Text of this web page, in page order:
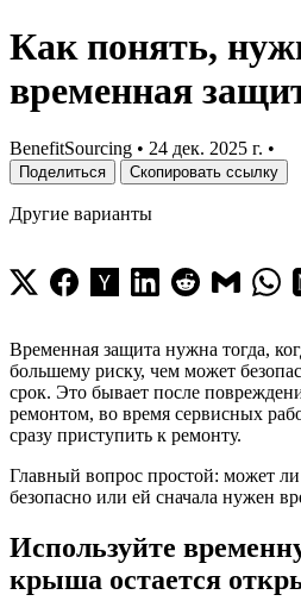
Как понять,
временная
BenefitSourcing • 24 дек. 2025 г. •
Поделиться Скопировать ссылку
Другие варианты
Временная защита нужна тогда,
большему риску, чем может
срок. Это бывает после
ремонтом, во время сервисных
сразу приступить к ремонту.
Главный вопрос простой: может
безопасно или ей сначала нужен
Используйте
крыша остается